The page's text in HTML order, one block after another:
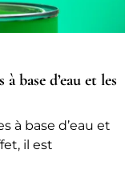
base d’eau et les
à base d’eau et
il est